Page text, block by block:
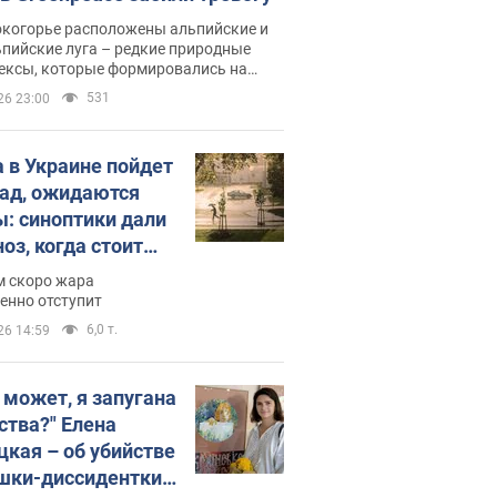
расположены альпийские и
луга – редкие природные
которые формировались на
сотен лет
23:00 531
Украине пойдет
ожидаются
синоптики дали
когда стоит
изменения
скоро жара
отступит
14:59 6,0 т.
я запугана
Елена
– об убийстве
диссидентки